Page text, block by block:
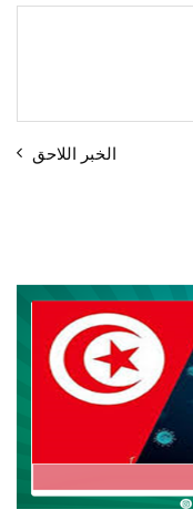
الخبر اللاحق